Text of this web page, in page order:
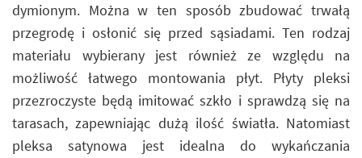
dymionym. Można w ten sposób zbudować trwałą
przegrodę i osłonić się przed sąsiadami. Ten rodzaj
materiału wybierany jest również ze względu na
możliwość łatwego montowania płyt. Płyty pleksi
przezroczyste będą imitować szkło i sprawdzą się na
tarasach, zapewniając dużą ilość światła. Natomiast
pleksa satynowa jest idealna do wykańczania